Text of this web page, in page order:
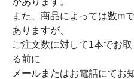
また、商品によっては数m
ありますが、
ご注文数に対して1本でお
る前に
メールまたはお電話にてお